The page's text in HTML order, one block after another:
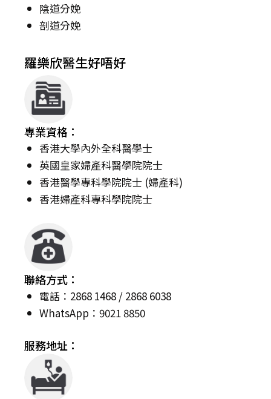
陰道分娩
剖道分娩
羅樂欣醫生好唔好
專業資格：
香港大學內外全科醫學士
英國皇家婦產科醫學院院士
香港醫學專科學院院士 (婦產科)
香港婦產科專科學院院士
聯絡方式：
電話：2868 1468 / 2868 6038
WhatsApp：9021 8850
服務地址：